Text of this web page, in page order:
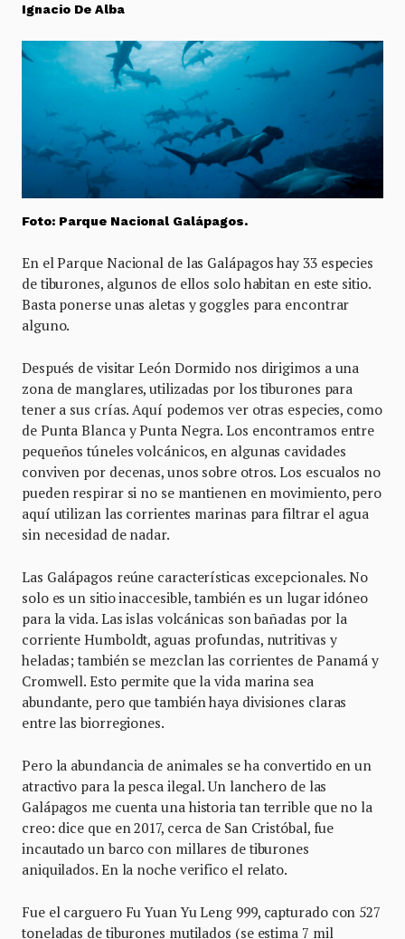
Ignacio De Alba
Foto: Parque Nacional Galápagos.
En el Parque Nacional de las Galápagos hay 33 especies
de tiburones, algunos de ellos solo habitan en este sitio.
Basta ponerse unas aletas y goggles para encontrar
alguno.
Después de visitar León Dormido nos dirigimos a una
zona de manglares, utilizadas por los tiburones para
tener a sus crías. Aquí podemos ver otras especies, como
de Punta Blanca y Punta Negra. Los encontramos entre
pequeños túneles volcánicos, en algunas cavidades
conviven por decenas, unos sobre otros. Los escualos no
pueden respirar si no se mantienen en movimiento, pero
aquí utilizan las corrientes marinas para filtrar el agua
sin necesidad de nadar.
Las Galápagos reúne características excepcionales. No
solo es un sitio inaccesible, también es un lugar idóneo
para la vida. Las islas volcánicas son bañadas por la
corriente Humboldt, aguas profundas, nutritivas y
heladas; también se mezclan las corrientes de Panamá y
Cromwell. Esto permite que la vida marina sea
abundante, pero que también haya divisiones claras
entre las biorregiones.
Pero la abundancia de animales se ha convertido en un
atractivo para la pesca ilegal. Un lanchero de las
Galápagos me cuenta una historia tan terrible que no la
creo: dice que en 2017, cerca de San Cristóbal, fue
incautado un barco con millares de tiburones
aniquilados. En la noche verifico el relato.
Fue el carguero Fu Yuan Yu Leng 999, capturado con 527
toneladas de tiburones mutilados (se estima 7 mil